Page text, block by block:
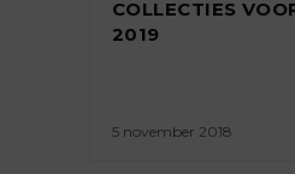
COLLECTIES
2019
5 november 2018